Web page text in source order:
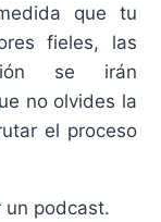
que tu
fieles, las
se irán
no olvides la
el proceso